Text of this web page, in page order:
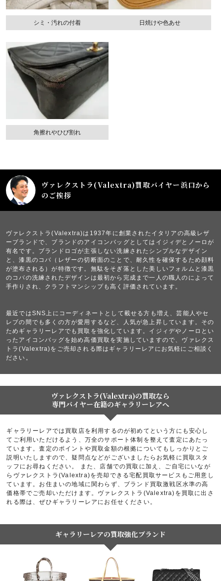
シミ・汚れの付着 日焼けや色あせ
角擦れやひび割れ
ヴァレクストラ(Valextra)買取バイヤー浜口から
のご挨拶
ヴァレクストラ(Valextra)は1937年に創業されたイタリアの高級レザ
ーブランドで、ブランドのアイコンバッグとしてはイジィデとノーロが
有名です。ブランドロゴが主張しない洗練されたシンプルなデザイン
と、漆黒のコバ（レザーの切断面のことで、耐久性を確保するため顔料
が塗布される）が特徴です。無駄をそぎ落とした美しいフォルムと漆黒
のコバの洗練されたデザインは最初から完成まで一人の職人のによって
手作りされ、クラフトマンシップも高く評価されています。
最近ではSNS上にコーディネートとして載せる方も増え、芸能人やセ
レブの間でも多くの方が愛用するなど、人気が急上昇しています。その
ためギャラリーレアでも買取を強化しています。イジィデやノーロとい
ったアイコンバッグを始め高価買取を実施していますので、ヴァレクス
トラ(Valextra)をご売却される際はギャラリーレアにお気軽にご相談く
ださい。
ヴァレクストラ(Valextra)の買取なら
専門バイヤー在籍のギャラリーレアへ
ギャラリーレアでは買取店を利用するのが初めてという方にも安心し
てご利用いただけるよう、万全のサポート体制を整えて査定にあたっ
ています。査定のポイントや買取金額の根拠についてもしっかりとご
説明いたしますので、疑問点などがございましたらお気軽に買取スタ
ッフにお尋ねください。 また、店舗での買取に加え、ご自宅にいなが
らヴァレクストラ(Valextra)を売却できる宅配買取サービスもご用意し
ています。お住まいの地域に関わらず、ブランド買取激戦区水準の高
価格帯でご売却いただけます。ヴァレクストラ(Valextra)を買取に出さ
れる際は、ぜひギャラリーレアにお任せください。
ギャラリーレアの買取強化ブランド